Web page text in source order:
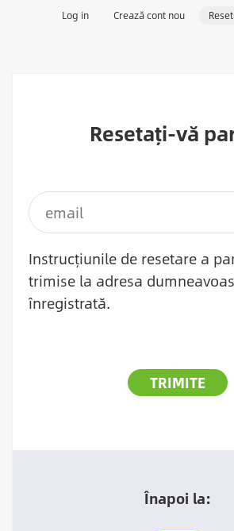
FileleLog in Crează cont nou
Resetați-vă
Instrucțiunile de resetare a
trimise la adresa
înregistrată.
Înapoi la: